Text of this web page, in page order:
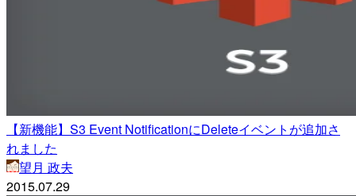
【新機能】S3 Event NotificationにDeleteイベントが追加さ
れました
望月 政夫
2015.07.29